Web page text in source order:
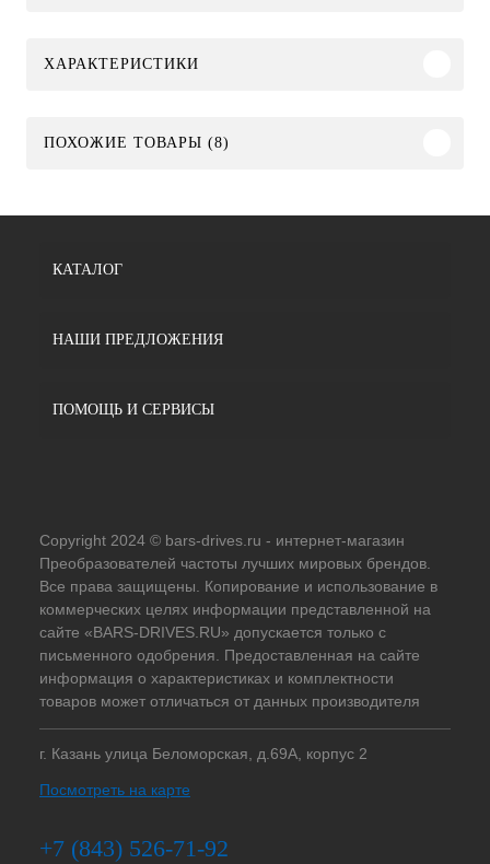
ХАРАКТЕРИСТИКИ
ПОХОЖИЕ ТОВАРЫ (8)
КАТАЛОГ
НАШИ ПРЕДЛОЖЕНИЯ
ПОМОЩЬ И СЕРВИСЫ
Copyright 2024 © bars-drives.ru - интернет-магазин
Преобразователей частоты лучших мировых брендов.
Все права защищены. Копирование и использование в
коммерческих целях информации представленной на
сайте «BARS-DRIVES.RU» допускается только с
письменного одобрения. Предоставленная на сайте
информация о характеристиках и комплектности
товаров может отличаться от данных производителя
г. Казань улица Беломорская, д.69А, корпус 2
Посмотреть на карте
+7 (843) 526-71-92